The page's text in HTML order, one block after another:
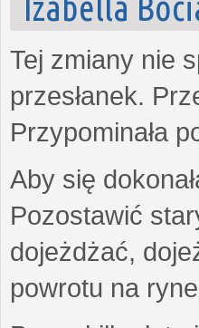
Tej zmiany nie
przesłanek.
Przypominała
Aby się
Pozostawić
dojeżdżać,
powrotu na